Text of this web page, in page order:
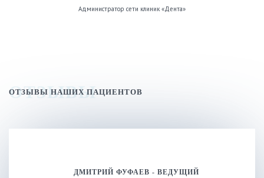
Администратор сети клиник «Дента»
ОТЗЫВЫ
ОТЗЫВЫ НАШИХ ПАЦИЕНТОВ
ДМИТРИЙ ФУФАЕВ - ВЕДУЩИЙ